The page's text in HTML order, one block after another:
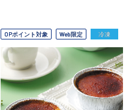
OPポイント対象 Web限定 冷凍